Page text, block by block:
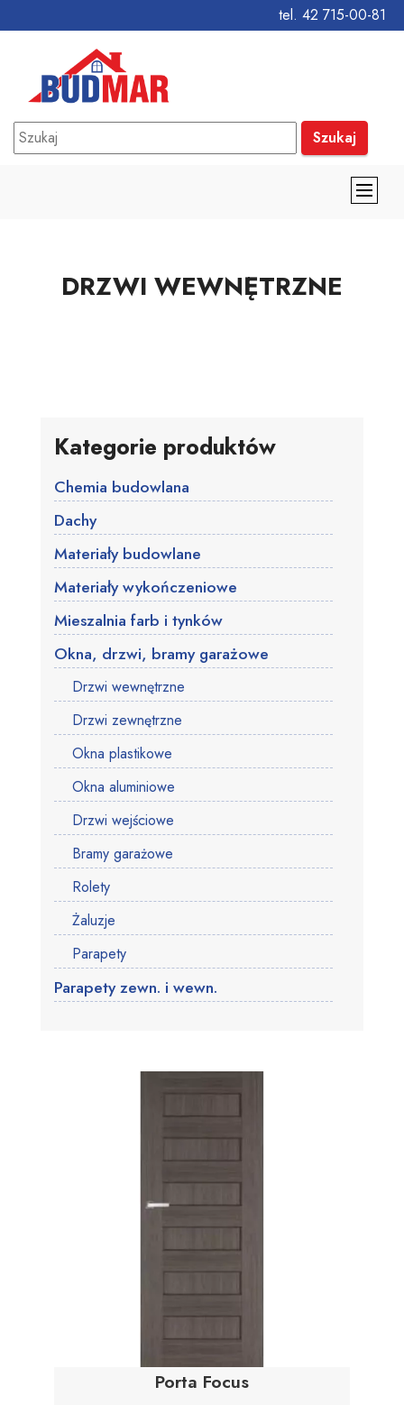
tel. 42 715-00-81
Szukaj
DRZWI WEWNĘTRZNE
Kategorie produktów
Chemia budowlana
Dachy
Materiały budowlane
Materiały wykończeniowe
Mieszalnia farb i tynków
Okna, drzwi, bramy garażowe
Drzwi wewnętrzne
Drzwi zewnętrzne
Okna plastikowe
Okna aluminiowe
Drzwi wejściowe
Bramy garażowe
Rolety
Żaluzje
Parapety
Parapety zewn. i wewn.
Porta Focus